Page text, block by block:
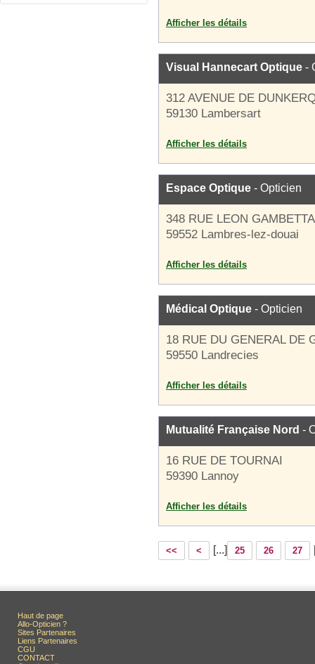
Afficher les détails
Visual Hannecart Optique -
312 AVENUE DE
59130 Lambersart
Afficher les détails
Espace Optique - Opticien
348 RUE LEON GAMBETTA
59552 Lambres-lez-douai
Afficher les détails
Médical Optique - Opticien
18 RUE DU GENERAL DE
59550 Landrecies
Afficher les détails
Mutualité Française Nord -
16 RUE DE TOURNAI
59390 Lannoy
Afficher les détails
<< < [...] 25 26 27
Haut de page
Allo-Opticien ?
Sites Partenaires
Liens Partenaires
CGU
CONTACT